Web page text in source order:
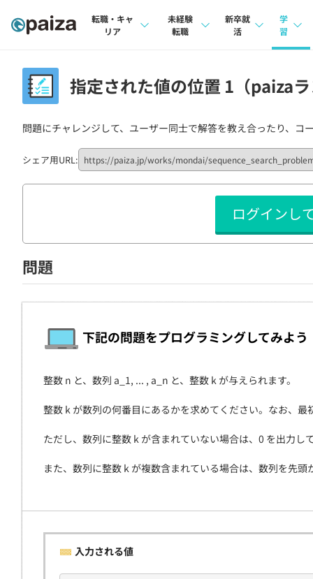
転職・キャ
リア
転職成功ガイド
転職エージェント
未経験
転職
インタビュー
転職成功ガイド
新卒就
活
本選考
新卒エージェント
イベント・セミナー
インタビュー
就活成功ガイド
学
習
4択
ナレ
リフ
プラン
個人
学校
契約
指定された値の位置 1（paiza
問題にチャレンジして、ユーザー同士で解答を教え合ったり、コ
シェア用URL:
ログインし
問題
下記の問題をプログラミングしてみよう
整数 n と、数列 a_1, ... , a_n と、整数 k が与えられます。
整数 k が数列の何番目にあるかを求めてください。なお、最
ただし、数列に整数 k が含まれていない場合は、0 を出力し
また、数列に整数 k が複数含まれている場合は、数列を先
入力される値